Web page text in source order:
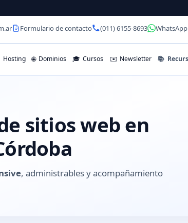
Formulario de contacto (011) 6155-8693 WhatsApp
Hosting 🌐 Dominios 🎓 Cursos ✉️ Newsletter 📚
sitios web en
, administrables y acompañamiento